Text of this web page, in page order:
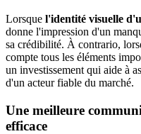
Lorsque l'identité visuelle
donne l'impression d'un
sa crédibilité. À contrario,
compte tous les éléments
un investissement qui aide à
d'un acteur fiable du marché.
Une meilleure
efficace